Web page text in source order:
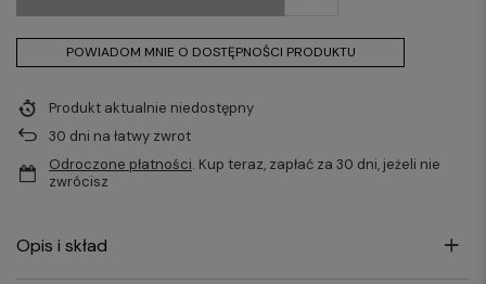
POWIADOM MNIE O DOSTĘPNOŚCI PRODUKTU
Produkt aktualnie niedostępny
30 dni na łatwy zwrot
Odroczone płatności. Kup teraz, zapłać za 30 dni, jeżeli nie
zwrócisz
Opis i skład